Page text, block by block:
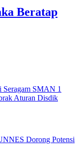
Beratap
Seragam SMAN 1
Aturan Disdik
Dorong Potensi